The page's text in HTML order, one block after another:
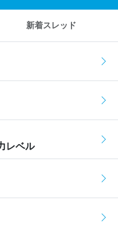
新着スレッド
レベル